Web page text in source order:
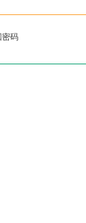
密码